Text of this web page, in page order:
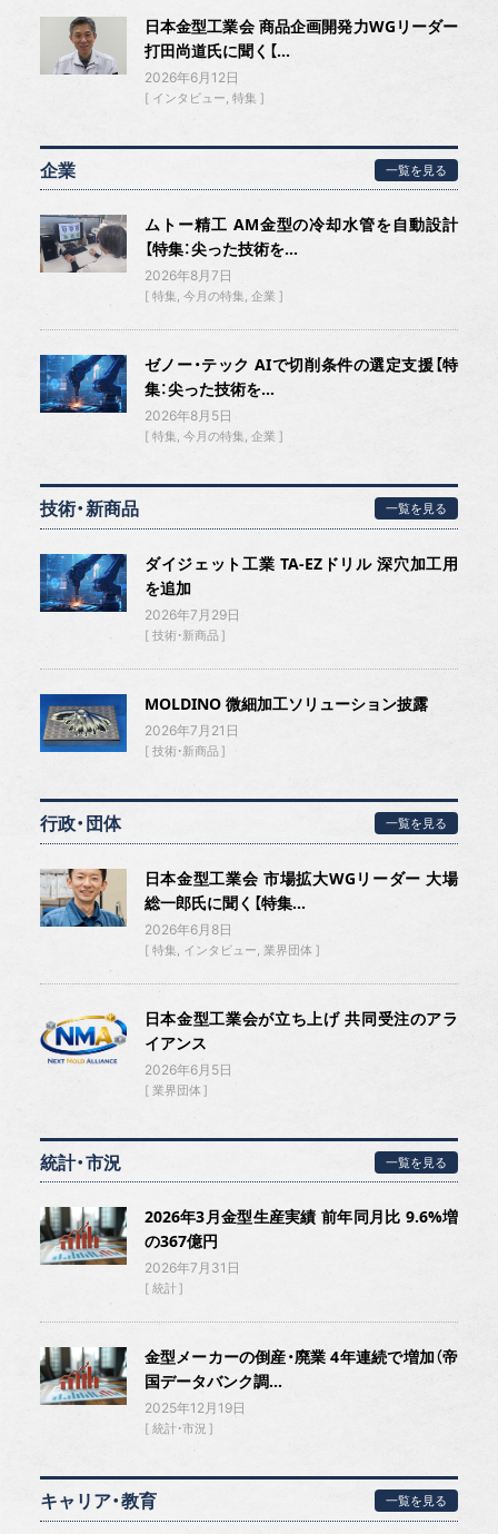
日本金型工業会 商品企画開発力WGリーダー
打田尚道氏に聞く【...
2026年6月12日
インタビュー 特集
企業 一覧を見る
ムトー精工 AM金型の冷却水管を自動設計
【特集：尖った技術を...
2026年8月7日
特集 今月の特集 企業
ゼノー・テック AIで切削条件の選定支援【特
集：尖った技術を...
2026年8月5日
特集 今月の特集 企業
技術・新商品 一覧を見る
ダイジェット工業 TA-EZドリル 深穴加工用
を追加
2026年7月29日
技術・新商品
MOLDINO 微細加工ソリューション披露
2026年7月21日
技術・新商品
行政・団体 一覧を見る
日本金型工業会 市場拡大WGリーダー 大場
総一郎氏に聞く【特集...
2026年6月8日
特集 インタビュー 業界団体
日本金型工業会が立ち上げ 共同受注のアラ
イアンス
2026年6月5日
業界団体
統計・市況 一覧を見る
2026年3月金型生産実績 前年同月比 9.6%増
の367億円
2026年7月31日
統計
金型メーカーの倒産・廃業 4年連続で増加（帝
国データバンク調...
2025年12月19日
統計・市況
キャリア・教育 一覧を見る